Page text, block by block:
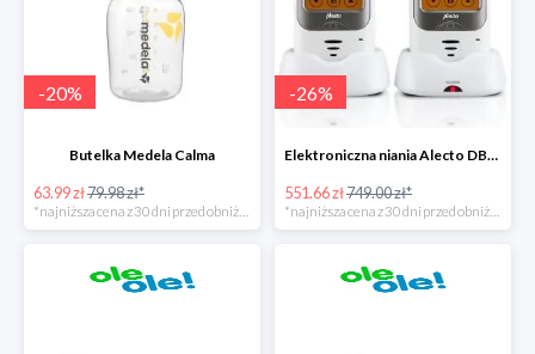
-20%
Butelka Medela Calma
63.99 zł79.98 zł*
-26%
Elektroniczna niania Alecto DBX-68
551.66 zł749.00 zł*